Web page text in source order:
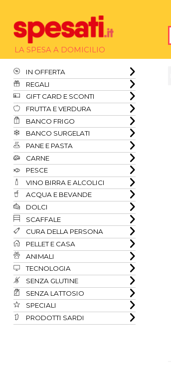
LA SPESA A DOMICILIO
IN OFFERTA
REGALI
GIFT CARD E SCONTI
FRUTTA E VERDURA
BANCO FRIGO
BANCO SURGELATI
PANE E PASTA
CARNE
PESCE
VINO BIRRA E ALCOLICI
ACQUA E BEVANDE
DOLCI
SCAFFALE
CURA DELLA PERSONA
PELLET E CASA
ANIMALI
TECNOLOGIA
SENZA GLUTINE
SENZA LATTOSIO
SPECIALI
PRODOTTI SARDI